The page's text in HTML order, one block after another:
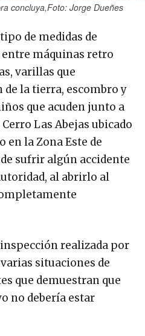
concluya,Foto: Jorge Dueñes
de medidas de
entre máquinas retro
varillas que
de la tierra, escombro y
que acuden junto a
Las Abejas ubicado
en la Zona Este de
sufrir algún accidente
al abrirlo al
realizada por
situaciones de
que demuestran que
no debería estar